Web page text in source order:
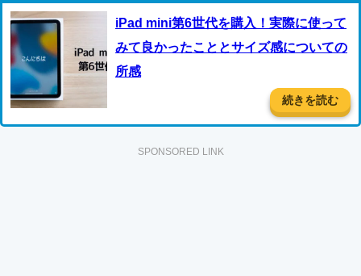
iPad mini第6世代を購入！実際に使って
みて良かったこととサイズ感についての
所感
続きを読む
SPONSORED LINK